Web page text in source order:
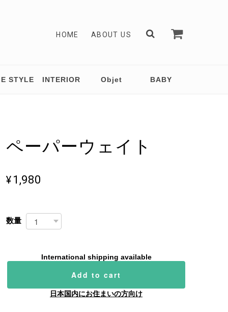
HOME ABOUT US
STYLE INTERIOR Objet BABY
ペーパーウェイト
¥1,980
数量
International shipping available
Add to cart
日本国内にお住まいの方向け